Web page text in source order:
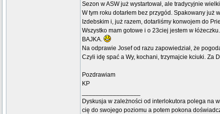
Sezon w ASW już wystartował, ale tradycyjnie
W tym roku dotarłem bez przygód. Spakowany już
Izdebskim i, już razem, dotarliśmy konwojem do
Wszystko mam gotowe i o 23ciej jestem w łóżeczku.
BAJKA.
Na odprawie Josef od razu zapowiedział, że
Czyli idę spać a Wy, kochani, trzymajcie kciuki. Za
Pozdrawiam
KP
Dyskusja w zależności od interlokutora polega na
cię do swojego poziomu a potem pokona